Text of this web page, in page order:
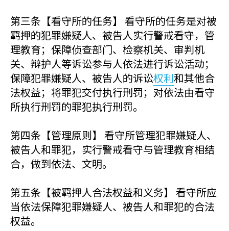
第三条【看守所的任务】 看守所的任务是对被
羁押的犯罪嫌疑人、被告人实行警戒看守，管
理教育；保障侦查部门、检察机关、审判机
关、辩护人等诉讼参与人依法进行诉讼活动；
保障犯罪嫌疑人、被告人的诉讼权利和其他合
法权益；将罪犯交付执行刑罚；对依法由看守
所执行刑罚的罪犯执行刑罚。
第四条【管理原则】 看守所管理犯罪嫌疑人、
被告人和罪犯，实行警戒看守与管理教育相结
合，做到依法、文明。
第五条【被羁押人合法权益和义务】 看守所应
当依法保障犯罪嫌疑人、被告人和罪犯的合法
权益。